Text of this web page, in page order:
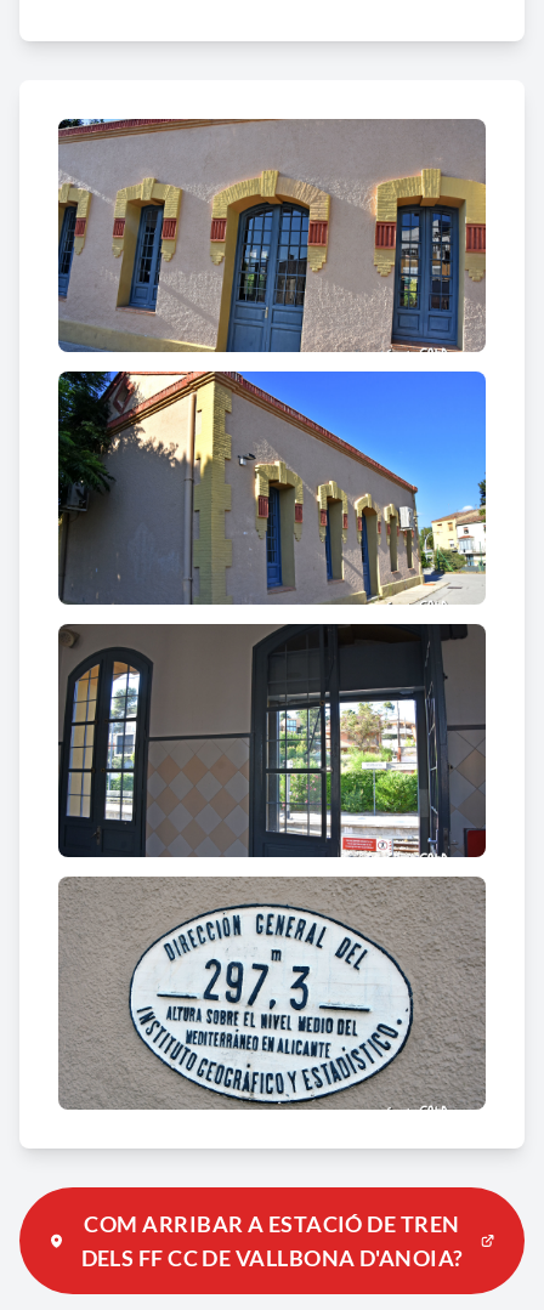
a Martorell, companyia que havia obtingut la
És un edifici rectangular de planta baixa. Les parets,
fetes de pedra i calç són estucades i les cantonades
de l’edifici, a l’igual que la llinda dels portals i
finestres, estan reforçades amb maons. De tota
manera, la línia de ferrocarril Martorell-Igualada no
fou inaugurada fins anys després, concretament el
29 de juliol de 1893, amb l’arribada del primer
comboi a Igualada, després de molts anys de
dificultats financeres que van retardar i aturar en
diverses ocasions la seva construcció. A Vallbona
havia arribat un any abans. A partir d'aquell
moment l'estació de Vallbona fou molt important
per a les fàbriques de filatura i pel transport de
productes relacionats amb el vi.
L’estació avui dia té dues vies, la general i la
desviada, de 82 metres de llarg amb andanes
laterals de 143 i 105 metres de llarg. L’estació també
funciona pel sistema d’agulles talonables, de
manera que els trens direcció Barcelona sempre
van per la via general i els d’Igualada per la
desviada.
COM ARRIBAR A ESTACIÓ DE TREN
DELS FF CC DE VALLBONA D'ANOIA?